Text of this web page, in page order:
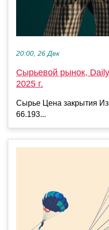
20:00, 26 Дек
Сырьевой рынок,
2025 г.
Сырье Цена закрытия
66.193...